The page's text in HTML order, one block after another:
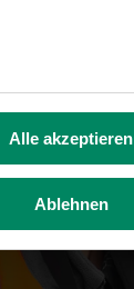
Alle akzeptieren
Ablehnen